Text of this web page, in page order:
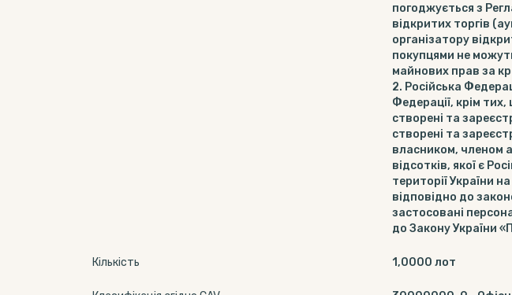
погоджується з
відкритих торгів
організатору
покупцями не
майнових прав за
2. Російська
Федерації, крім
створені та
створені та
власником, членом
відсотків, якої є
території України
відповідно до
застосовані
до Закону України
Кількість 1,0000 лот